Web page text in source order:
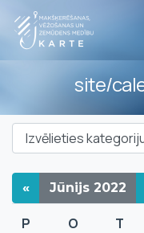
site/
« Jūnijs 2022
P O T